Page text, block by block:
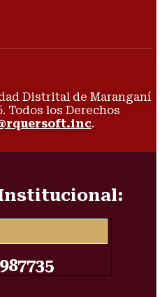
Distrital de Maranganí
Todos los Derechos
.